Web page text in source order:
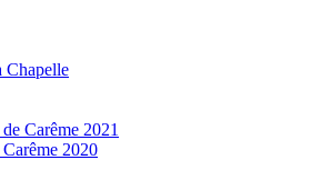
Chapelle
Carême 2021
2020